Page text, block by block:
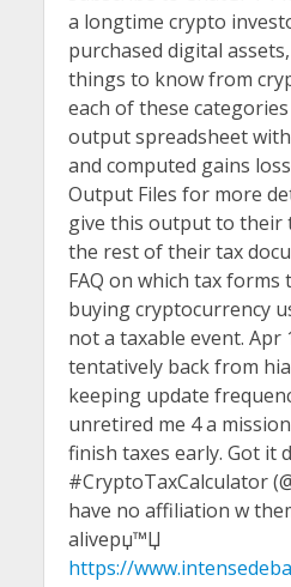
a longtime crypto
purchased digital
things to know from
each of these
output spreadsheet
and computed gains
Output Files for more
give this output to their
the rest of their tax
FAQ on which tax
buying cryptocurrency
not a taxable event. Apr
tentatively back from
keeping update
unretired me 4 a
finish taxes early. Got it
#CryptoTaxCalculator
have no affiliation w
aliveрџ™Џ
https://